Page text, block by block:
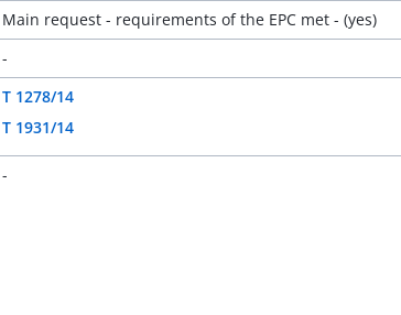
Main request - requirements of the EPC met - (yes)
-
T 1278/14
T 1931/14
-